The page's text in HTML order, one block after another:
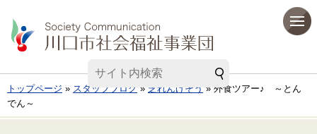
トップページ » スタッフブログ » 芝れんげそう » 外食ツアー♪ ～とん
でん～